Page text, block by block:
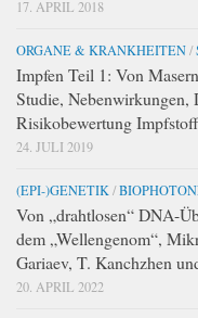
17. APRIL 2018
ORGANE & KRANKHEITEN/
Impfen Teil 1: Von
Studie, Nebenwirkungen,
Risikobewertung
24. JULI 2019
(EPI-)GENETIK /
Von „drahtlosen“ DNA-
dem „Wellengenom“,
Gariaev, T. Kanchzhen
20. APRIL 2022